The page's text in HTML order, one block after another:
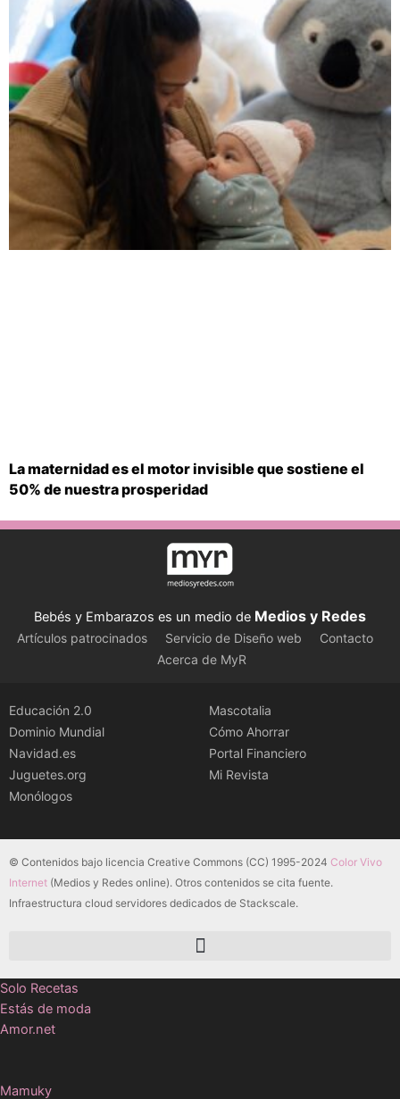
La maternidad es el motor invisible que sostiene el
50% de nuestra prosperidad
Bebés y Embarazos es un medio de Medios y Redes
Artículos patrocinados Servicio de Diseño web
Contacto
Acerca de MyR
Educación 2.0
Dominio Mundial
Navidad.es
Juguetes.org
Monólogos
Mascotalia
Cómo Ahorrar
Portal Financiero
Mi Revista
© Contenidos bajo licencia Creative Commons (CC) 1995-2024 Color Vivo
Internet (Medios y Redes online). Otros contenidos se cita fuente.
Infraestructura cloud servidores dedicados de Stackscale.
Solo Recetas
Estás de moda
Amor.net
Mamuky